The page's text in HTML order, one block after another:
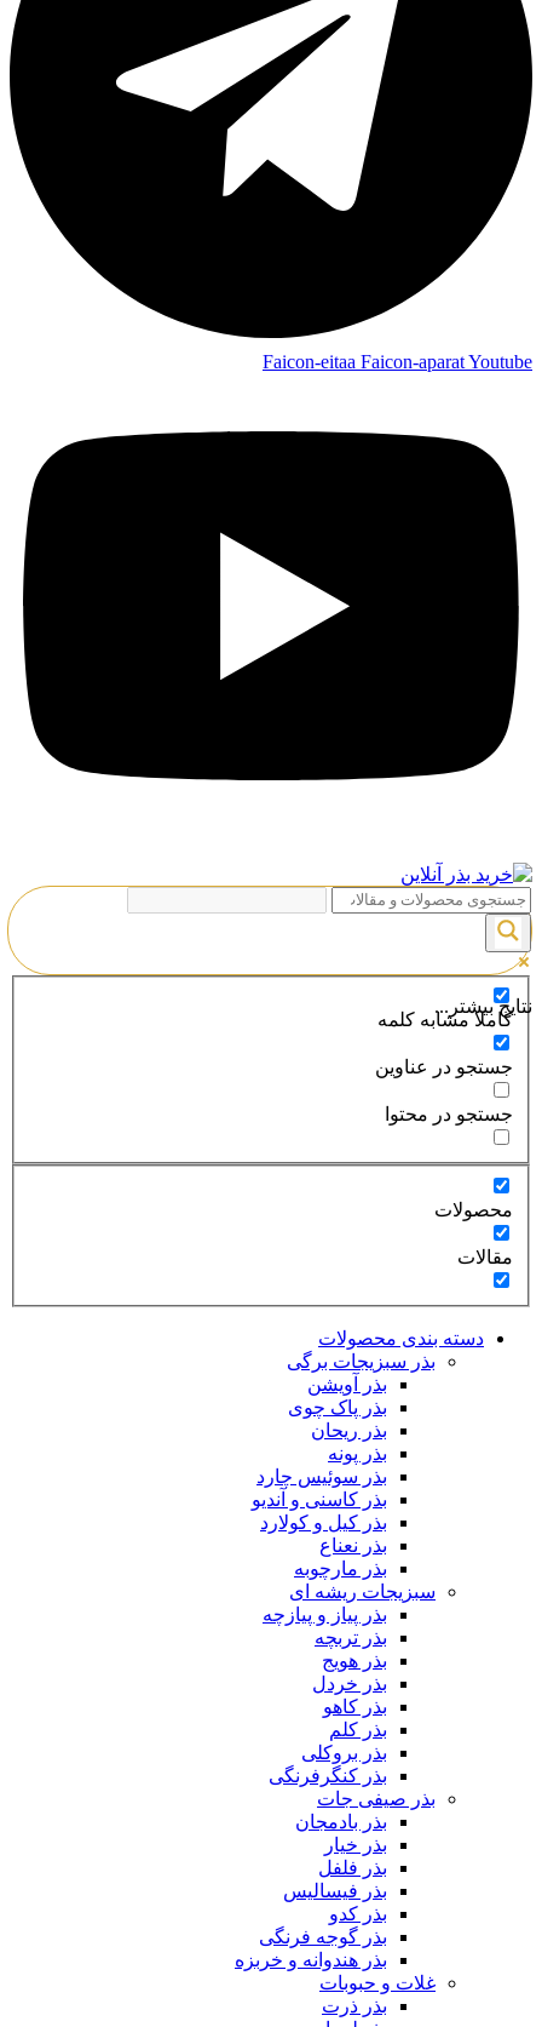
Faicon-eitaa Faicon-aparatYoutube
نتایج بیشتر...
کاملا مشابه کلمه
جستجو در عناوین
جستجو در محتوا
محصولات
مقالات
دسته بندی محصولات
بذر سبزیجات برگی
بذر آویشن
بذر پاک چوی
بذر ریحان
بذر پونه
بذر سوئیس چارد
بذر کاسنی و آندیو
بذر کیل و کولارد
بذر نعناع
بذر مارچوبه
سبزیجات ریشه ای
بذر پیاز و پیازچه
بذر تربچه
بذر هویج
بذر خردل
بذر کاهو
بذر کلم
بذر بروکلی
بذر کنگرفرنگی
بذر صیفی جات
بذر بادمجان
بذر خیار
بذر فلفل
بذر فیسالیس
بذر کدو
بذر گوجه فرنگی
بذر هندوانه و خربزه
غلات و حبوبات
بذر ذرت